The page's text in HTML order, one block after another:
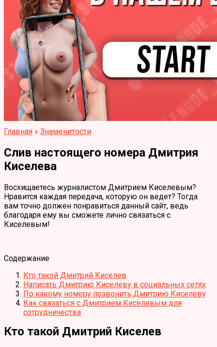
Главная » Знаменитости
Слив настоящего номера Дмитрия
Киселева
Восхищаетесь журналистом Дмитрием Киселевым?
Нравится каждая передача, которую он ведет? Тогда
вам точно должен понравиться данный сайт, ведь
благодаря ему вы сможете лично связаться с
Киселевым!
Содержание
Кто такой Дмитрий Киселев
Написать Дмитрию Киселеву в социальных сетях
По какому номеру позвонить Дмитрию Киселеву
Как связаться с Дмитрием Киселевым для
сотрудничества
Кто такой Дмитрий Киселев